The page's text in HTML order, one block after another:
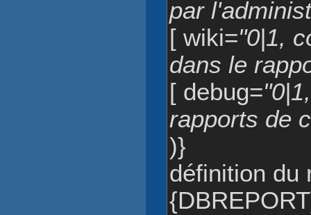
par
[ wiki="0|1,
dans le
[ debug=
rapports de
)}
définition du